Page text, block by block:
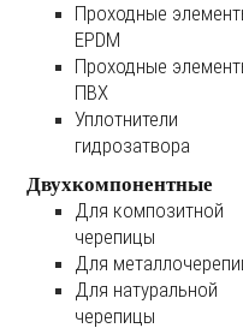
Проходные
EPDM
Проходные
ПВХ
Уплотнители
гидрозатвора
Двухкомпонентные
Для композитной
черепицы
Для
Для натуральной
черепицы